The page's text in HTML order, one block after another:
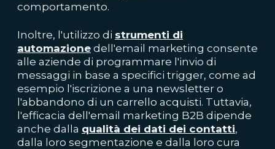
comportamento.
Inoltre, l'utilizzo di strumenti di
automazione dell'email marketing consente
alle aziende di programmare l'invio di
messaggi in base a specifici trigger, come ad
esempio l'iscrizione a una newsletter o
l'abbandono di un carrello acquisti. Tuttavia,
l'efficacia dell'email marketing B2B dipende
anche dalla qualità dei dati dei contatti,
dalla loro segmentazione e dalla loro cura